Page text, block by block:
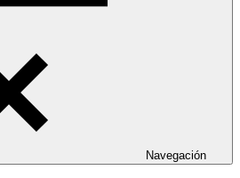
Navegación